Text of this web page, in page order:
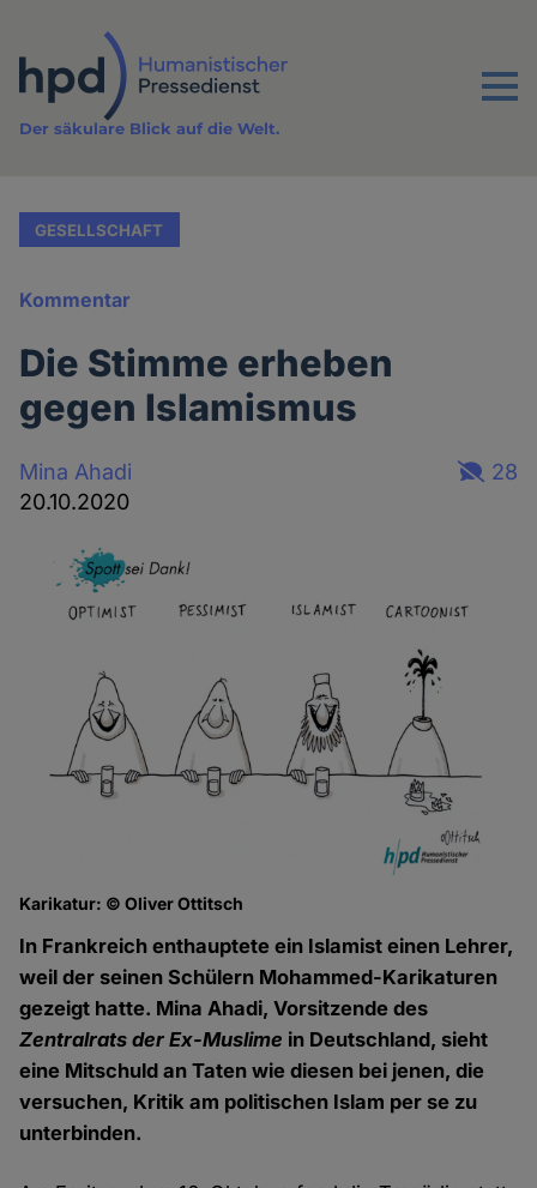
Inhalt
Menu
Der säkulare Blick auf die Welt.
GESELLSCHAFT
Kommentar
Die Stimme erheben
gegen Islamismus
Mina Ahadi
20.10.2020
28
Karikatur: © Oliver Ottitsch
In Frankreich enthauptete ein Islamist einen Lehrer,
weil der seinen Schülern Mohammed-Karikaturen
gezeigt hatte. Mina Ahadi, Vorsitzende des
Zentralrats der Ex-Muslime in Deutschland, sieht
eine Mitschuld an Taten wie diesen bei jenen, die
versuchen, Kritik am politischen Islam per se zu
unterbinden.